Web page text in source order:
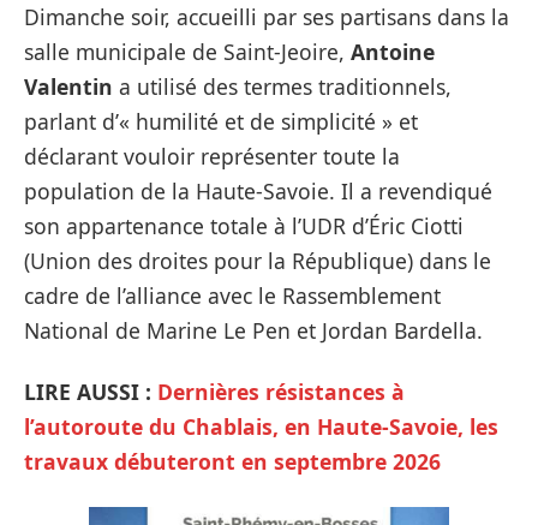
Dimanche soir, accueilli par ses partisans dans la
salle municipale de Saint-Jeoire, Antoine
Valentin a utilisé des termes traditionnels,
parlant d’« humilité et de simplicité » et
déclarant vouloir représenter toute la
population de la Haute-Savoie. Il a revendiqué
son appartenance totale à l’UDR d’Éric Ciotti
(Union des droites pour la République) dans le
cadre de l’alliance avec le Rassemblement
National de Marine Le Pen et Jordan Bardella.
LIRE AUSSI : Dernières résistances à
l’autoroute du Chablais, en Haute-Savoie, les
travaux débuteront en septembre 2026